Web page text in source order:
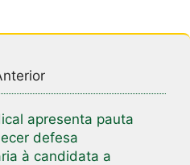
apresenta pauta
defesa
à candidata a